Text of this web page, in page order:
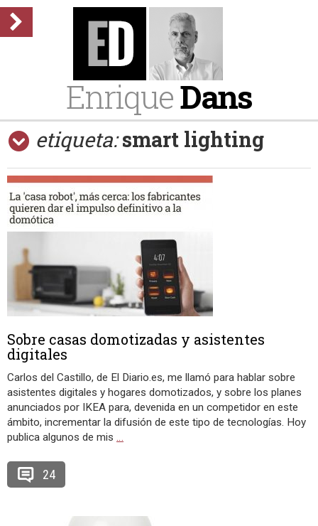
EnriqueDans
etiqueta: smart lighting
Sobre casas domotizadas y asistentes
digitales
Carlos del Castillo, de El Diario.es, me llamó para hablar sobre
asistentes digitales y hogares domotizados, y sobre los planes
anunciados por IKEA para, devenida en un competidor en este
ámbito, incrementar la difusión de este tipo de tecnologías. Hoy
publica algunos de mis …
24